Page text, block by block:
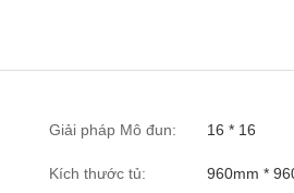
Giải pháp Mô đun: 16 * 16
Kích thước tủ: 960mm *